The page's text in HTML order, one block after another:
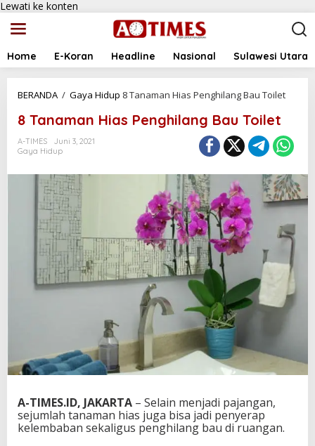
Lewati ke konten
Home E-Koran Headline Nasional Sulawesi Utara
BERANDA / Gaya Hidup 8 Tanaman Hias Penghilang Bau Toilet
8 Tanaman Hias Penghilang Bau Toilet
A-TIMES
Juni 3, 2021
Gaya Hidup
A-TIMES.ID, JAKARTA – Selain menjadi pajangan,
sejumlah tanaman hias juga bisa jadi penyerap
kelembaban sekaligus penghilang bau di ruangan.